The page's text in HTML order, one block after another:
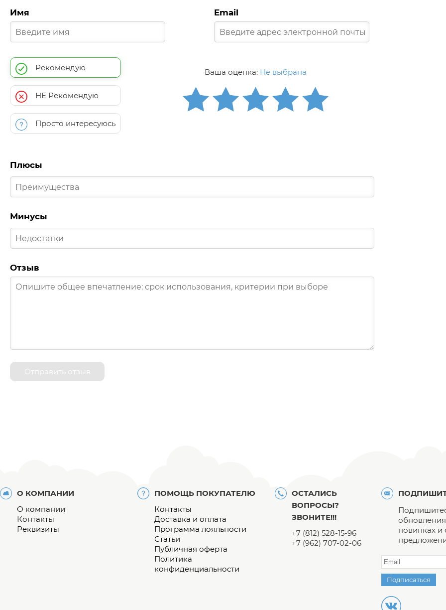
Имя Email
Рекомендую
НЕ Рекомендую
Просто интересуюсь
Ваша оценка: Не выбрана
Плюсы
Минусы
Отзыв
Отправить отзыв
О КОМПАНИИ
О компании
Контакты
Реквизиты
ПОМОЩЬ ПОКУПАТЕЛЮ
Контакты
Доставка и оплата
Программа лояльности
Статьи
Публичная оферта
Политика
конфиденциальности
ОСТАЛИСЬ
ВОПРОСЫ?
ЗВОНИТЕ!!!
+7 (812) 528-15-96
+7 (962) 707-02-06
новинках и
Подписаться